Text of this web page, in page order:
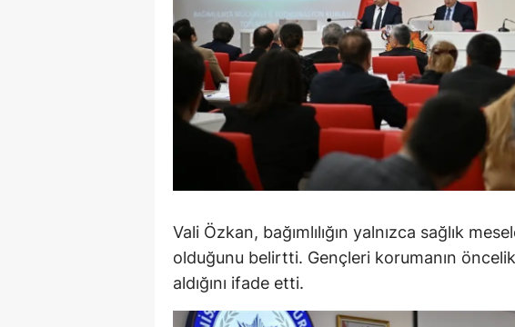
Sakarya
Samsun
Siirt
Sinop
Sivas
Tokat
Tunceli
Vali Özkan, bağımlılığın yalnızca sağlık
olduğunu belirtti. Gençleri korumanın
aldığını ifade etti.